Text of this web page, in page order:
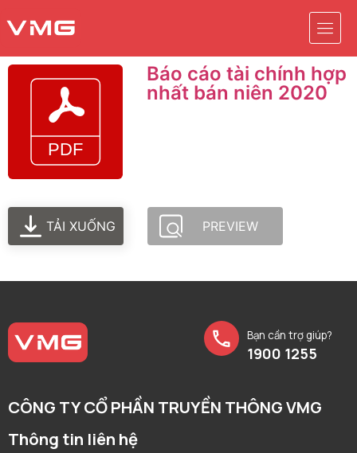
Báo cáo tài chính hợp
nhất bán niên 2020
TẢI XUỐNG PREVIEW
Bạn cần trợ giúp?
1900 1255
CÔNG TY CỔ PHẦN TRUYỀN THÔNG VMG
Thông tin liên hệ